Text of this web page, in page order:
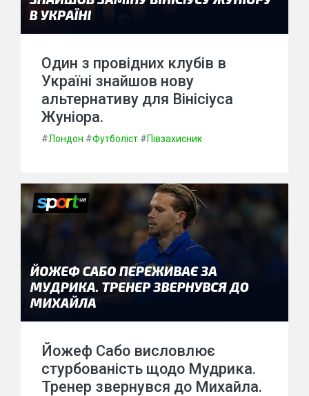
Один з провідних клубів в
Україні знайшов нову
альтернативу для Вінісіуса
Жуніора.
#Лондон #Футболіст #Півзахисник
Йожеф Сабо висловлює
стурбованість щодо Мудрика.
Тренер звернувся до Михайла.